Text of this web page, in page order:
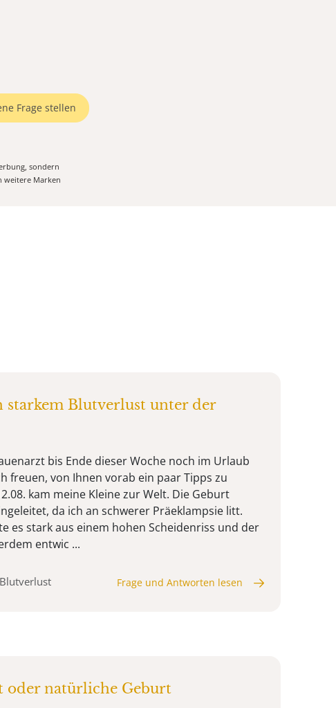
Frage stellen
sondern
weitere Marken
starkem Blutverlust unter der
bis Ende dieser Woche noch im Urlaub
freuen, von Ihnen vorab ein paar Tipps zu
kam meine Kleine zur Welt. Die Geburt
da ich an schwerer Präeklampsie litt.
es stark aus einem hohen Scheidenriss und der
entwic ...
Frage und Antworten lesen
oder natürliche Geburt